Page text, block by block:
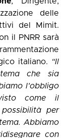
delle
del Mimit.
il PNRR sarà
italiano.
“Il
che sia
l’obbligo
come il
per
Abbiamo
con